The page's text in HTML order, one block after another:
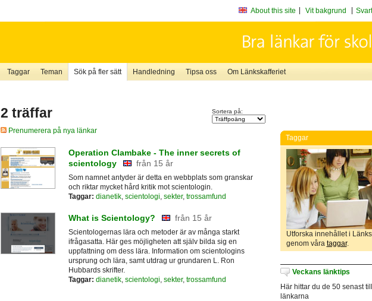
About this site Vit bakgrund
Taggar Teman Sök på fler sätt Handledning Tipsa oss Om Länkskafferiet
2 träffar Sortera på:
Prenumerera på nya länkar
Operation Clambake - The inner secrets of
scientology
från 15 år
Som namnet antyder är detta en webbplats som granskar
och riktar mycket hård kritik mot scientologin.
Taggar: dianetik, scientologi sekter, trossamfund
What is Scientology? från 15 år
Scientologernas lära och metoder är av många starkt
ifrågasatta. Här ges möjligheten att själv bilda sig en
uppfattning om dess lära. Information om scientologins
ursprung och lära, samt utdrag ur grundaren L. Ron
Hubbards skrifter.
Taggar: dianetik, scientologi, sekter, trossamfund
Taggar
Utforska innehållet i
genom våra taggar.
Veckans länktips
Här hittar du de 50 senast
länkarna